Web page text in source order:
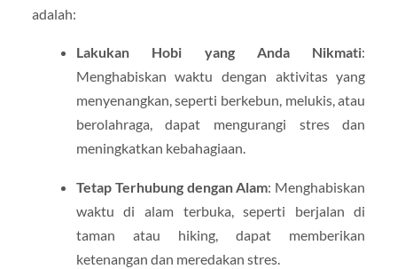
adalah:
Lakukan Hobi yang Anda Nikmati:
Menghabiskan waktu dengan aktivitas yang
menyenangkan, seperti berkebun, melukis, atau
berolahraga, dapat mengurangi stres dan
meningkatkan kebahagiaan.
Tetap Terhubung dengan Alam: Menghabiskan
waktu di alam terbuka, seperti berjalan di
taman atau hiking, dapat memberikan
ketenangan dan meredakan stres.